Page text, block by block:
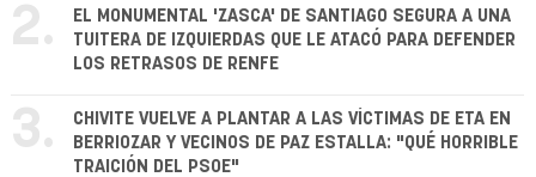
2.
EL MONUMENTAL 'ZASCA' DE SANTIAGO SEGURA A UNA
TUITERA DE IZQUIERDAS QUE LE ATACÓ PARA DEFENDER
LOS RETRASOS DE RENFE
3.
CHIVITE VUELVE A PLANTAR A LAS VÍCTIMAS DE ETA EN
BERRIOZAR Y VECINOS DE PAZ ESTALLA: "QUÉ HORRIBLE
TRAICIÓN DEL PSOE"